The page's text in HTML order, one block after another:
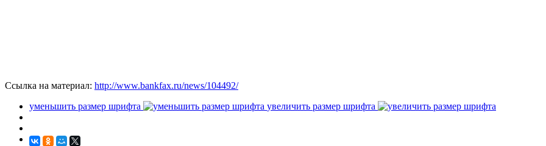
Ссылка на материал: http://www.bankfax.ru/news/104492/
уменьшить размер шрифта
увеличить размер шрифта